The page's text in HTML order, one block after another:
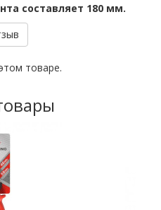
составляет 180 мм.
товаре.